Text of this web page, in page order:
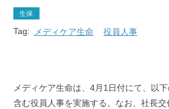
生保
Tag: メディケア生命 役員人事
メディケア生命は、4月1日付にて、以
含む役員人事を実施する。なお、社長